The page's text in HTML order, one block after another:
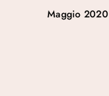
Maggio 2020